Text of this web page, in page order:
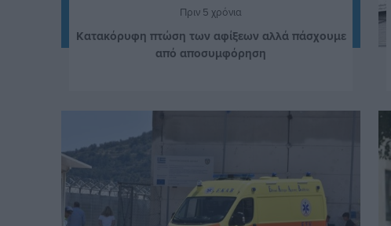
Πριν 5 χρόνια
Κατακόρυφη πτώση των αφίξεων αλλά πάσχουμε
από αποσυμφόρηση